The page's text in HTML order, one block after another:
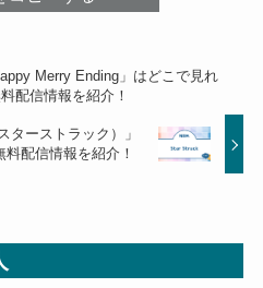
Merry Ending」はどこで見れ
配信情報を紹介！
ターストラック）」
配信情報を紹介！